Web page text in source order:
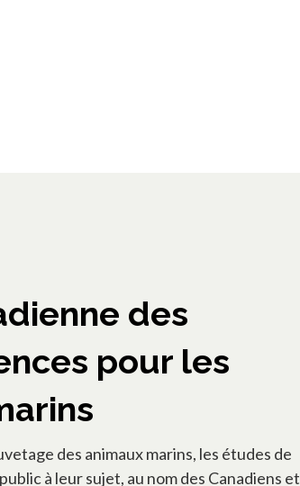
des
pour les
des animaux marins, les études de
à leur sujet, au nom des Canadiens et